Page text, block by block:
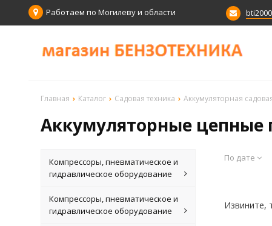
Работаем по Могилеву и области
Главная Каталог Садовая техника Аккумуляторная
Аккумуляторные цепные
Компрессоры, пневматическое и
гидравлическое оборудование
Компрессоры, пневматическое и
гидравлическое оборудование
По дате
Извините,